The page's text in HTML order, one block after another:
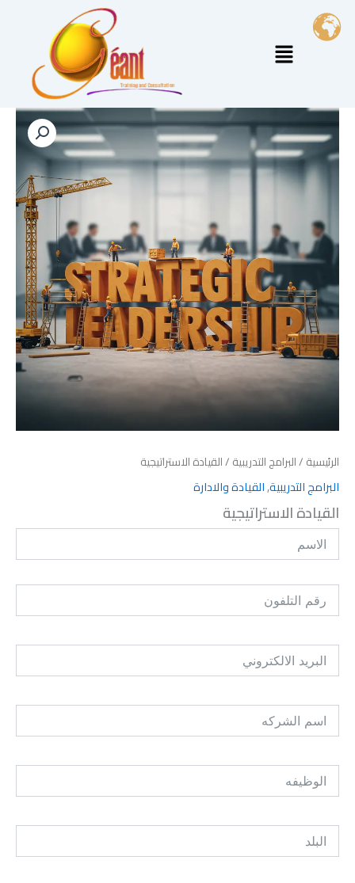
تخطي
المحتوى
القائمة
الرئيسية /البرامج التدريبية / القيادة الاستراتيجية
البرامج التدريبية,القيادة والادارة
القيادة الاستراتيجية